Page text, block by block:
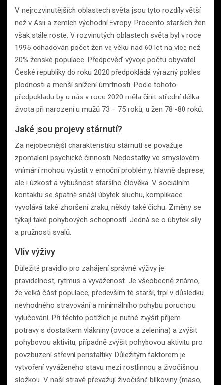
V nejrozvinutějších oblastech světa jsou tyto rozdíly větší
než v Asii a zemích východní Evropy. Procento starších žen
však stále roste. V rozvinutých oblastech světa byl v roce
1995 odhadován počet žen ve věku nad 60 let na více než
20% ženské populace. Předpověď vývoje počtu obyvatel
České republiky do roku 2020 předpokládá výrazný pokles
plodnosti a menší snížení úmrtnosti. Podle tohoto
předpokladu by u nás v roce 2020 měla činit střední délka
života při narození u mužů 73 – 75 roků, u žen 78 -80 roků.
Jaké jsou projevy stárnutí?
Za nejobecnější charakteristiku stárnutí se považuje
zpomalení psychické činnosti. Nedostatky ve smyslovém
vnímání mohou vyústit v emoční problémy, hlavně deprese,
ale i úzkost a výbušnost staršího člověka. V sociálním
kontaktu se špatně snáší úbytek sluchu, komplikace
vyvolává také zhoršení zraku, někdy také čichu. Změny se
týkají také pohybových schopností. Jedná se o úbytek síly
a pružnosti svalů.
Vliv výživy
Důležité pravidlo pro zahájení správné výživy je
pravidelnost, rytmus a vyváženost. Je všeobecně známo,
že velká část populace, především té starší, trpí v důsledku
nevhodného stravování a minimálního pohybu poruchou
vylučování. Při těchto potížích je nutné zvýšit příjem
potravy s dostatkem vlákniny (ovoce a zelenina) a zvýšit
pohybovou aktivitu, případně zvýšit pohybovou aktivitu pro
povzbuzení střevní peristaltiky. Důležitým faktorem je
vytvoření vyváženého stavu mezi rostlinnou a živočišnou
složkou. V naší stravě převažují živočišné bílkoviny (maso,